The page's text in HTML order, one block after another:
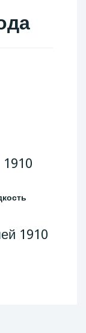
1910
1910